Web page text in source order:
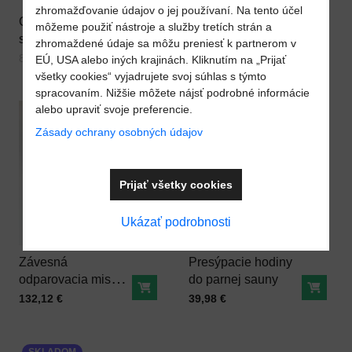
Odparovacia miska
s konzolou 20 cm
do sauny
Cena s DPH79,95 €
Pred zľavou:
86,10 € Do košíka
Odparovacia miska
nerezová 20 cm do
sauny
Cena s DPH
101,78 €
Závesná
odparovacia miska
BOWL - bylinný
Cena s DPH
132,12 € Do košíka
Pridať k Obľúbeným
Presýpacie hodiny
do parnej sauny
Cena s DPH
39,98 € Do
zhromažďovanie údajov o jej používaní. Na tento účel
môžeme použiť nástroje a služby tretích strán a
zhromaždené údaje sa môžu preniesť k partnerom v
EÚ, USA alebo iných krajinách. Kliknutím na „Prijať
všetky cookies“ vyjadrujete svoj súhlas s týmto
spracovaním. Nižšie môžete nájsť podrobné informácie
alebo upraviť svoje preferencie.
Zásady ochrany osobných údajov
Ukázať podrobnosti
Prijať všetky cookies